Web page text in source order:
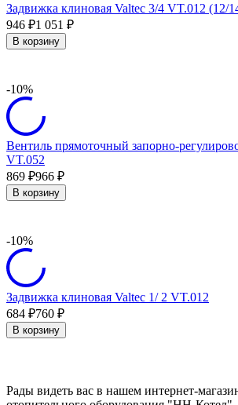
Задвижка клиновая Valtec 3/4 VT.012 (12/
946 ₽1 051 ₽
В корзину
-10%
Вентиль прямоточный запорно-
VT.052
869 ₽966 ₽
В корзину
-10%
Задвижка клиновая Valtec 1/ 2 VT.012
684 ₽760 ₽
В корзину
Рады видеть вас в нашем интернет-